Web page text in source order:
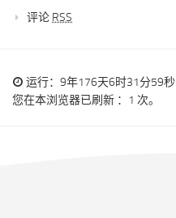
评论 RSS
运行：9年176天6时31分59秒
您在本浏览器已刷新 ：1 次。